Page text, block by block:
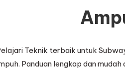
Teknik terbaik untuk
Panduan lengkap dan